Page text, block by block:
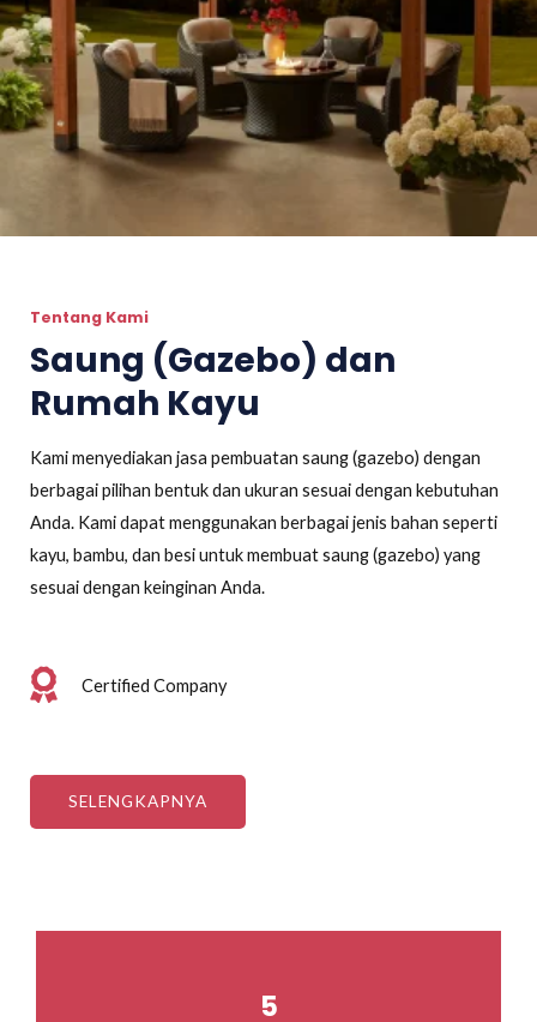
Tentang Kami
Saung (Gazebo) dan
Rumah Kayu
Kami menyediakan jasa pembuatan saung (gazebo) dengan
berbagai pilihan bentuk dan ukuran sesuai dengan kebutuhan
Anda. Kami dapat menggunakan berbagai jenis bahan seperti
kayu, bambu, dan besi untuk membuat saung (gazebo) yang
sesuai dengan keinginan Anda.
Certified Company
SELENGKAPNYA
5